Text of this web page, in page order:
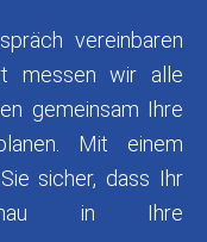
vereinbaren
messen wir alle
gemeinsam Ihre
Mit einem
sicher, dass Ihr
in Ihre